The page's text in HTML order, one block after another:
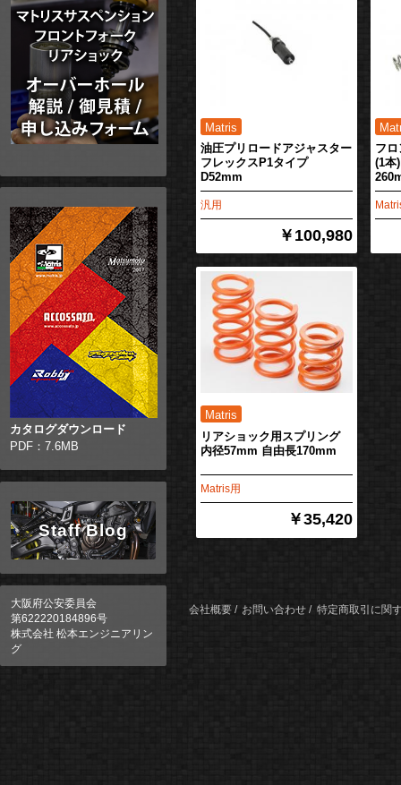
カタログダウンロード
PDF：7.6MB
Staff Blog
大阪府公安委員会
第622220184896号
株式会社 松本エンジニアリン
グ
油圧プリロードアジャスター
フレックスP1タイプ
D52mm
汎用
￥100,980
フ
(1本
リアショック用スプリング
内径57mm 自由長170mm
Matris用
￥35,420
会社概要 お問い合わせ 特定商取引に関